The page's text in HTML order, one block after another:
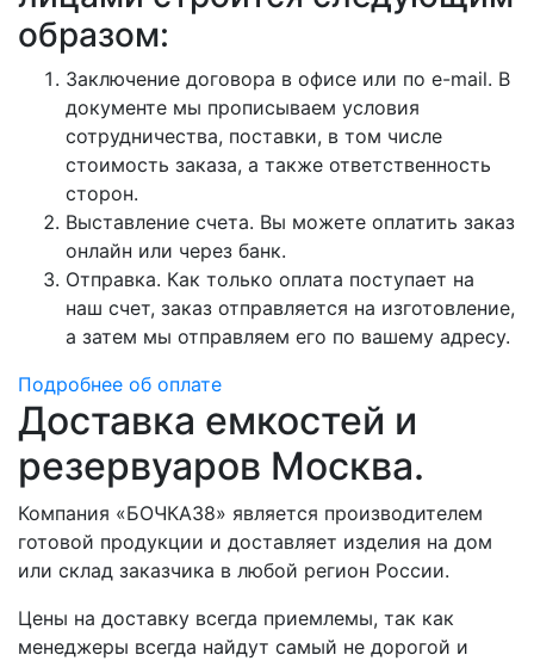
образом:
Заключение договора в офисе или по e-mail. В
документе мы прописываем условия
сотрудничества, поставки, в том числе
стоимость заказа, а также ответственность
сторон.
Выставление счета. Вы можете оплатить заказ
онлайн или через банк.
Отправка. Как только оплата поступает на
наш счет, заказ отправляется на изготовление,
а затем мы отправляем его по вашему адресу.
Подробнее об оплате
Доставка емкостей и
резервуаров Москва.
Компания «БОЧКА38» является производителем
готовой продукции и доставляет изделия на дом
или склад заказчика в любой регион России.
Цены на доставку всегда приемлемы, так как
менеджеры всегда найдут самый не дорогой и